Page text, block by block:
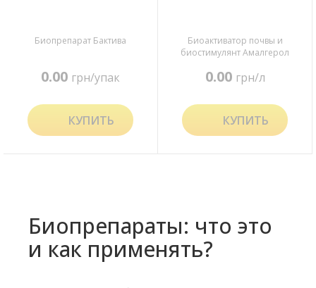
Биопрепарат Бактива
0.00 грн/упак
КУПИТЬ
Биоактиватор почвы и
биостимулянт Амалгерол
0.00 грн/л
КУПИТЬ
Биопрепараты: что это
и как применять?